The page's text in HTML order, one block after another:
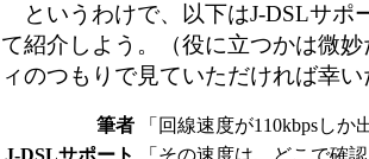
というわけで、以下はJ-DSLサポ
て紹介しよう。（役に立つかは微
ィのつもりで見ていただければ幸い
筆者
「回線速度が110kbpsし
J-DSLサポート
「その速度は、どこで確